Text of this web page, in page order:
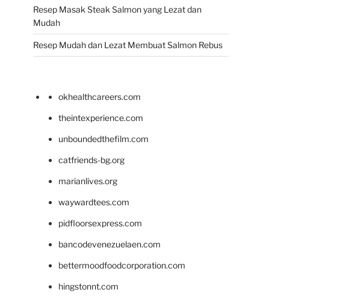
Resep Masak Steak Salmon yang Lezat dan
Mudah
Resep Mudah dan Lezat Membuat Salmon Rebus
okhealthcareers.com
theintexperience.com
unboundedthefilm.com
catfriends-bg.org
marianlives.org
waywardtees.com
pidfloorsexpress.com
bancodevenezuelaen.com
bettermoodfoodcorporation.com
hingstonnt.com